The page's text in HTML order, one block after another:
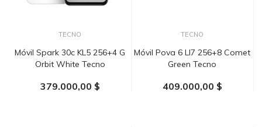
TECNO
Móvil Spark 30c KL5 256+4 G
Orbit White Tecno
379.000,00 $
TECNO
Móvil Pova 6 LI7 256+8 Comet
Green Tecno
409.000,00 $